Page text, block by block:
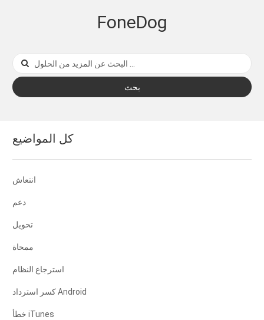
FoneDog
بحث
كل المواضيع
انتعاش
دعم
تحويل
ممحاة
استرجاع النظام
كسر استرداد Android
خطأ iTunes